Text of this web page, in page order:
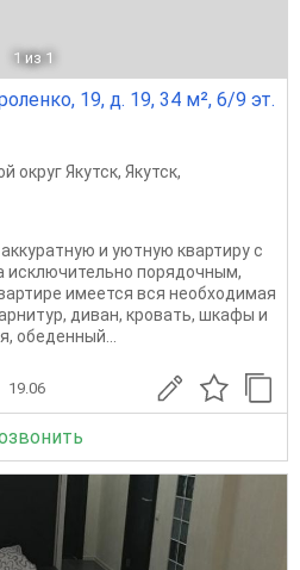
1 из 1
19, д. 19, 34 м², 6/9 эт.
округ Якутск, Якутск,
и уютную квартиру с
исключительно порядочным,
имеется вся необходимая
диван, кровать, шкафы и
обеденный...
19.06